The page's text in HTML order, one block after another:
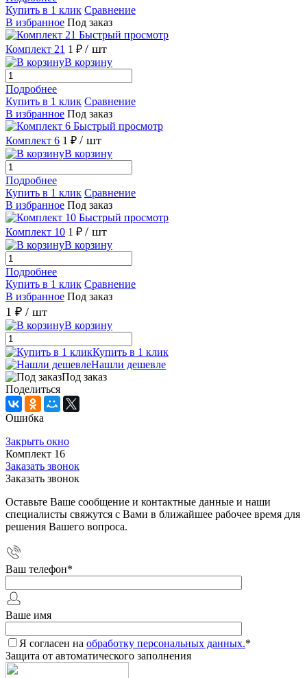
Купить в 1 клик Сравнение
В избранное Под заказ
Быстрый просмотр
Комплект 21 1 ₽ / шт
В корзину
Подробнее
Купить в 1 клик Сравнение
В избранное Под заказ
Быстрый просмотр
Комплект 6 1 ₽ / шт
В корзину
Подробнее
Купить в 1 клик Сравнение
В избранное Под заказ
Быстрый просмотр
Комплект 10 1 ₽ / шт
В корзину
Подробнее
Купить в 1 клик Сравнение
В избранное Под заказ
1 ₽ / шт
В корзину
Купить в 1 клик
Нашли дешевле
Под заказ
Поделиться
Ошибка
Закрыть окно
Комплект 16
Заказать звонок
Заказать звонок
Оставьте Ваше сообщение и контактные данные и наши
специалисты свяжутся с Вами в ближайшее рабочее время для
решения Вашего вопроса.
Ваш телефон*
Ваше имя
Я согласен на обработку персональных данных.*
Защита от автоматического заполнения